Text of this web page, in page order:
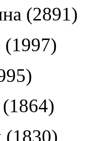
(2891)
(1997)
(1830)